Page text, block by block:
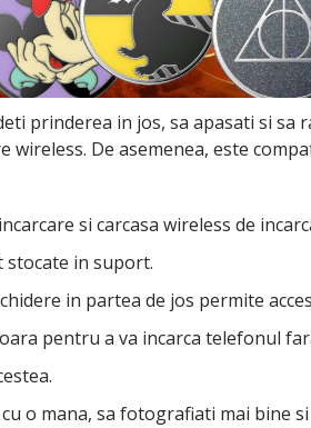
prinderea in jos, sa apasati si
De asemenea, este
si carcasa wireless de
stocate in suport.
in partea de jos permite
pentru a va incarca telefonul
o mana, sa fotografiati mai bine